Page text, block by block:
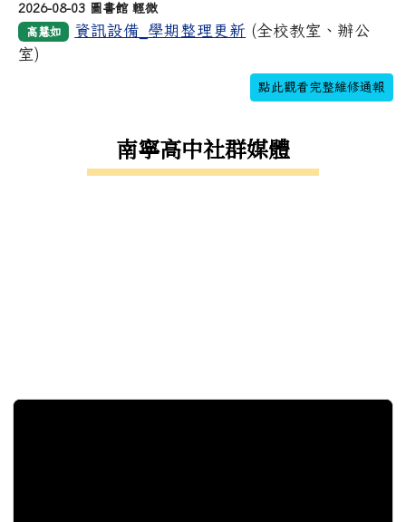
2026-08-03 圖書館 輕微
高慧如
資訊設備_學期整理更新 (全校教室、辦公
室)
點此觀看完整維修通報
南寧高中社群媒體